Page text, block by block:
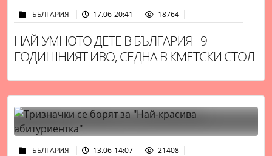
БЪЛГАРИЯ 17.06 20:41 18764
НАЙ-УМНОТО ДЕТЕ В БЪЛГАРИЯ - 9-
ГОДИШНИЯТ ИВО, СЕДНА В КМЕТСКИ СТОЛ
БЪЛГАРИЯ 13.06 14:07 21408